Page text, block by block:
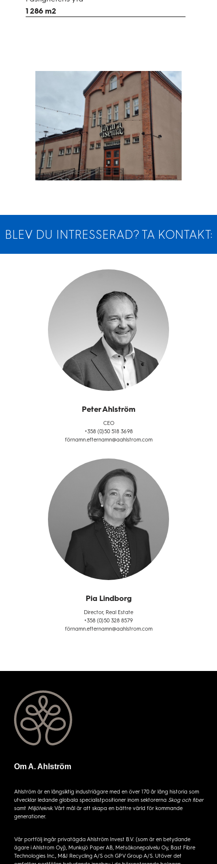
1 286 m2
BLEV DU INTRESSERAD? TA KONTAKT:
Peter Ahlström
CEO
+358 (0)50 518 3698
förnamn.efternamn@aahlstrom.com
Pia Lindborg
Director, Real Estate
+358 (0)50 328 8579
förnamn.efternamn@aahlstrom.com
Om A. Ahlström
Ahlström är en långsiktig industriägare med en över 170 år lång historia som
utvecklar ledande globala specialistpositioner inom sektorerna Skog och fiber
samt Miljöteknik. Vårt mål är att skapa en bättre värld för kommande
generationer.
Vår portfölj ingår privatägda Ahlström Invest B.V. (som är en betydande
ägare i Ahlstrom Oyj), Munksjö Paper AB, Metsäkonepalvelu Oy, Bast Fibre
Technologies Inc., M&J Recycling A/S och GPV Group A/S. Utöver det